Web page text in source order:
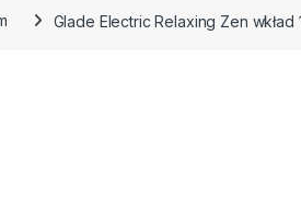
Glade Electric Relaxing Zen wkład